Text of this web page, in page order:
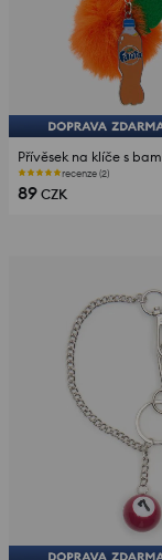
Přívěsek na klíče s
recenze (2)
89 CZK